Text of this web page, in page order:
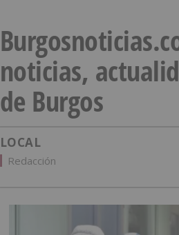
noticias,
de Burgos
LOCAL
Redacción